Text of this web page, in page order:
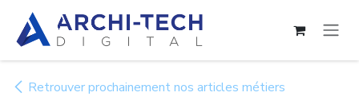
Retrouver prochainement nos articles métiers